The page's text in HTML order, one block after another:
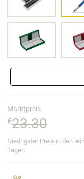
Marktpreis
€23.30
Niedrigster Preis in den
Tagen